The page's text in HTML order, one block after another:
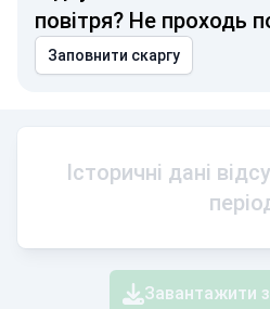
повітря? Не проходь
Заповнити скаргу
Історичні дані
Завантажити